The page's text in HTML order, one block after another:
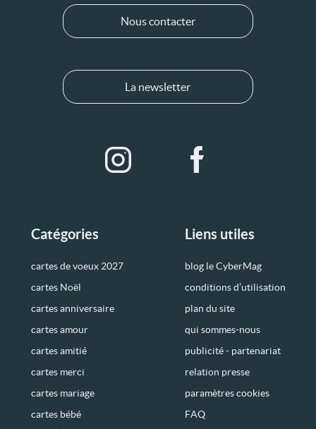
Catégories
cartes de voeux 2027
cartes Noël
cartes anniversaire
cartes amour
cartes amitié
cartes merci
cartes mariage
cartes bébé
Liens utiles
blog le CyberMag
conditions d’utilisation
plan du site
qui sommes-nous
publicité - partenariat
relation presse
paramètres cookies
FAQ
Nous contacter
La newsletter